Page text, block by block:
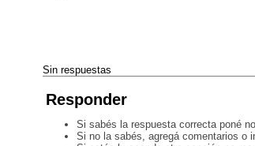
Sin respuestas
Responder
Si sabés la respuesta correcta poné
Si no la sabés, agregá comentarios o